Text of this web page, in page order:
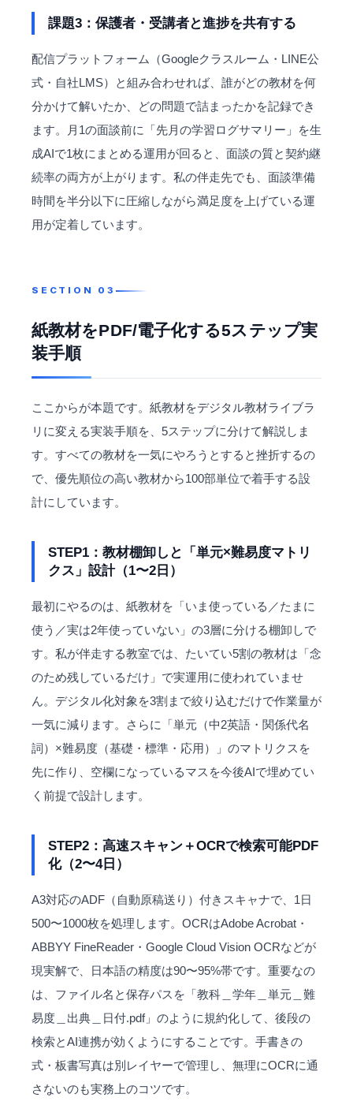
課題3：保護者・受講者と進捗を共有する
配信プラットフォーム（Googleクラスルーム・LINE公
式・自社LMS）と組み合わせれば、誰がどの教材を何
分かけて解いたか、どの問題で詰まったかを記録でき
ます。月1の面談前に「先月の学習ログサマリー」を生
成AIで1枚にまとめる運用が回ると、面談の質と契約継
続率の両方が上がります。私の伴走先でも、面談準備
時間を半分以下に圧縮しながら満足度を上げている運
用が定着しています。
紙教材をPDF/電子化する5ステップ実
装手順
ここからが本題です。紙教材をデジタル教材ライブラ
リに変える実装手順を、5ステップに分けて解説しま
す。すべての教材を一気にやろうとすると挫折するの
で、優先順位の高い教材から100部単位で着手する設
計にしています。
STEP1：教材棚卸しと「単元×難易度マトリ
クス」設計（1〜2日）
最初にやるのは、紙教材を「いま使っている／たまに
使う／実は2年使っていない」の3層に分ける棚卸しで
す。私が伴走する教室では、たいてい5割の教材は「念
のため残しているだけ」で実運用に使われていませ
ん。デジタル化対象を3割まで絞り込むだけで作業量が
一気に減ります。さらに「単元（中2英語・関係代名
詞）×難易度（基礎・標準・応用）」のマトリクスを
先に作り、空欄になっているマスを今後AIで埋めてい
く前提で設計します。
STEP2：高速スキャン＋OCRで検索可能PDF
化（2〜4日）
A3対応のADF（自動原稿送り）付きスキャナで、1日
500〜1000枚を処理します。OCRはAdobe Acrobat・
ABBYY FineReader・Google Cloud Vision OCRなどが
現実解で、日本語の精度は90〜95%帯です。重要なの
は、ファイル名と保存パスを「教科＿学年＿単元＿難
易度＿出典＿日付.pdf」のように規約化して、後段の
検索とAI連携が効くようにすることです。手書きの
式・板書写真は別レイヤーで管理し、無理にOCRに通
さないのも実務上のコツです。